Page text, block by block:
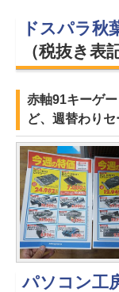
ドスパラ秋
（税抜き表
赤軸91キーゲ
ど、週替わり
パソコン工